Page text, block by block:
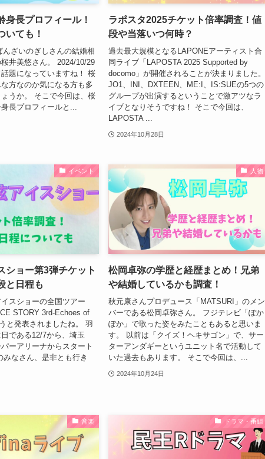
身長プロフィール！
いても！
んざいのぎしさんの結婚相
井美悠さん。 2024/10/29
題になっていますね！ 桜
方なのか気になる方も多
うか。 そこで今回は、桜
長プロフィールと...
ラポスタ2025チケット倍率調査！値
段や当落いつ何時？
過去最大規模となるLAPONEアーティスト合
同ライブ「LAPOSTA 2025 Supported by
docomo」が開催されることが決まりました。
JO1、INI、DXTEEN、ME:I、IS:SUEの5つの
グループが出演するということで激アツなラ
イブとなりそうですね！ そこで今回は、
LAPOSTA ...
2024年10月28日
イベント
ショー第3弾チケット
と日程も
スショーの全国ツアー
STORY 3rd-Echoes of
と発表されましたね。 羽
である12/7から、埼玉
ーアリーナからスタート
みなさん、是非とも行き
人物
松岡卓弥の学歴と経歴まとめ！兄弟
や結婚しているかも調査！
秋元康さんプロデュース「MATSURI」のメン
バーである松岡卓弥さん。 フジテレビ「ぽか
ぽか」で歌った姿をみたこともあると思いま
す。 以前は「クイズ！ヘキサゴン」で、サー
ターアンダギーというユニット名で活動して
いた過去もあります。 そこで今回は、...
2024年10月24日
音楽 ドラマ・番組